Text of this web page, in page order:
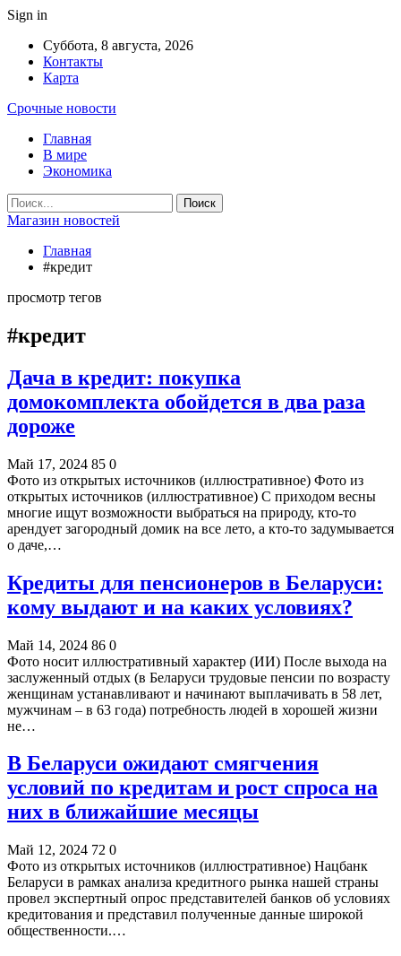
Sign in
Суббота, 8 августа, 2026
Контакты
Карта
Срочные новости
Главная
В мире
Экономика
Магазин новостей
Главная
#кредит
просмотр тегов
#кредит
Дача в кредит: покупка
домокомплекта обойдется в два раза
дороже
Май 17, 2024 85 0
Фото из открытых источников (иллюстративное) Фото из
открытых источников (иллюстративное) С приходом весны
многие ищут возможности выбраться на природу, кто-то
арендует загородный домик на все лето, а кто-то задумывается
о даче,…
Кредиты для пенсионеров в Беларуси:
кому выдают и на каких условиях?
Май 14, 2024 86 0
Фото носит иллюстративный характер (ИИ) После выхода на
заслуженный отдых (в Беларуси трудовые пенсии по возрасту
женщинам устанавливают и начинают выплачивать в 58 лет,
мужчинам – в 63 года) потребность людей в хорошей жизни
не…
В Беларуси ожидают смягчения
условий по кредитам и рост спроса на
них в ближайшие месяцы
Май 12, 2024 72 0
Фото из открытых источников (иллюстративное) Нацбанк
Беларуси в рамках анализа кредитного рынка нашей страны
провел экспертный опрос представителей банков об условиях
кредитования и представил полученные данные широкой
общественности.…